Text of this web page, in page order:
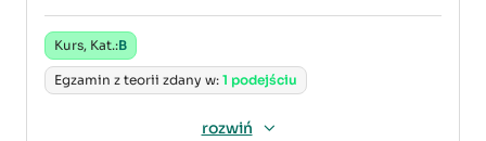
Kurs, Kat.:B
Egzamin z teorii zdany w: 1 podejściu
rozwiń